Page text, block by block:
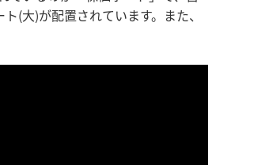
(大)が配置されています。また、